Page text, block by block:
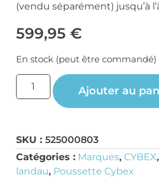
(vendu séparément) jusqu’à
599,95 €
En stock (peut être commandé)
Ajouter au
SKU : 525000803
Catégories : Marques, CYBEX,
landau, Poussette Cybex